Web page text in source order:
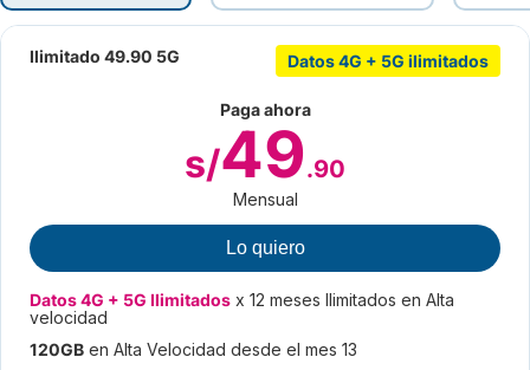
Ilimitado 49.90 5G Datos 4G + 5G ilimitados
Paga ahora
s/49.90
Mensual
Lo quiero
Datos 4G + 5G Ilimitados x 12 meses Ilimitados en Alta
velocidad
120GB en Alta Velocidad desde el mes 13
Facebook e Instagram full y WhatsApp ilimitado
WhatsApp ilimitado
Suscripción a TV360 x 6 meses
10 GB X 6 meses